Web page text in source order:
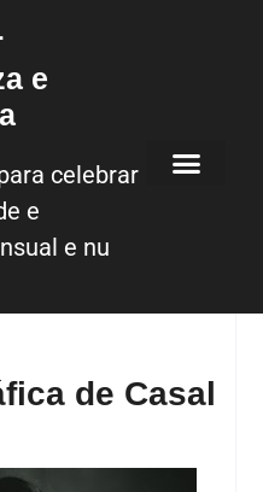
e
celebrar
e
e nu
de Casal